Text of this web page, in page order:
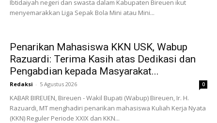
Ibtidaiyah negeri dan swasta dalam Kabupaten Bireuen ikut
menyemarakkan Liga Sepak Bola Mini atau Mini...
Penarikan Mahasiswa KKN USK, Wabup
Razuardi: Terima Kasih atas Dedikasi dan
Pengabdian kepada Masyarakat...
Redaksi - 5 Agustus 2026 0
KABAR BIREUEN, Bireuen - Wakil Bupati (Wabup) Bireuen, Ir. H.
Razuardi, MT menghadiri penarikan mahasiswa Kuliah Kerja Nyata
(KKN) Reguler Periode XXIX dan KKN...